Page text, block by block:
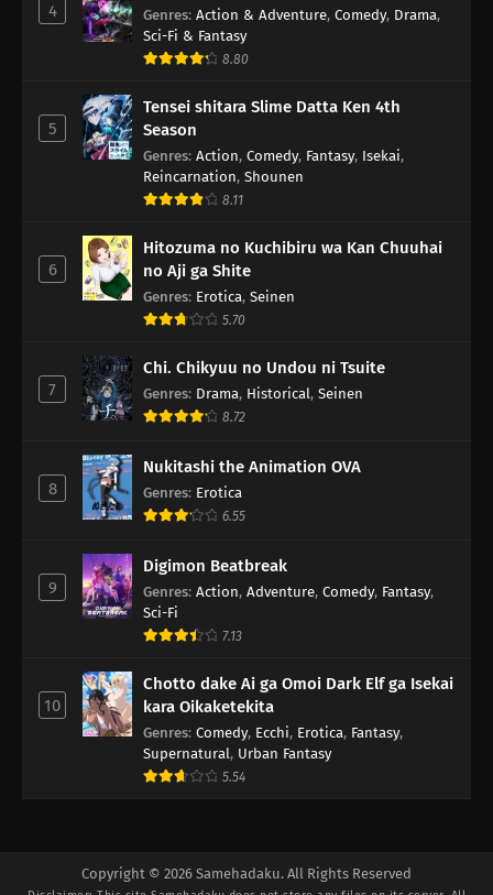
4 Genres: Action & Adventure, Comedy, Drama,
Sci-Fi & Fantasy
8.80
5
Tensei shitara Slime Datta Ken 4th
Season
Genres: Action, Comedy, Fantasy, Isekai,
Reincarnation, Shounen
8.11
6
Hitozuma no Kuchibiru wa Kan Chuuhai
no Aji ga Shite
Genres: Erotica, Seinen
5.70
7
Chi. Chikyuu no Undou ni Tsuite
Genres: Drama, Historical, Seinen
8.72
8
Nukitashi the Animation OVA
Genres: Erotica
6.55
9
Digimon Beatbreak
Genres: Action, Adventure, Comedy, Fantasy,
Sci-Fi
7.13
10
Chotto dake Ai ga Omoi Dark Elf ga Isekai
kara Oikaketekita
Genres: Comedy, Ecchi, Erotica, Fantasy,
Supernatural, Urban Fantasy
5.54
Copyright © 2026 Samehadaku. All Rights Reserved